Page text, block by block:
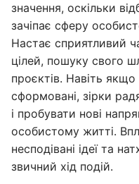
значення, оскільки
зачіпає сферу
Настає сприятливий
цілей, пошуку свого
проєктів. Навіть
сформовані, зірки
і пробувати нові
особистому житті.
несподівані ідеї та
звичний хід подій.